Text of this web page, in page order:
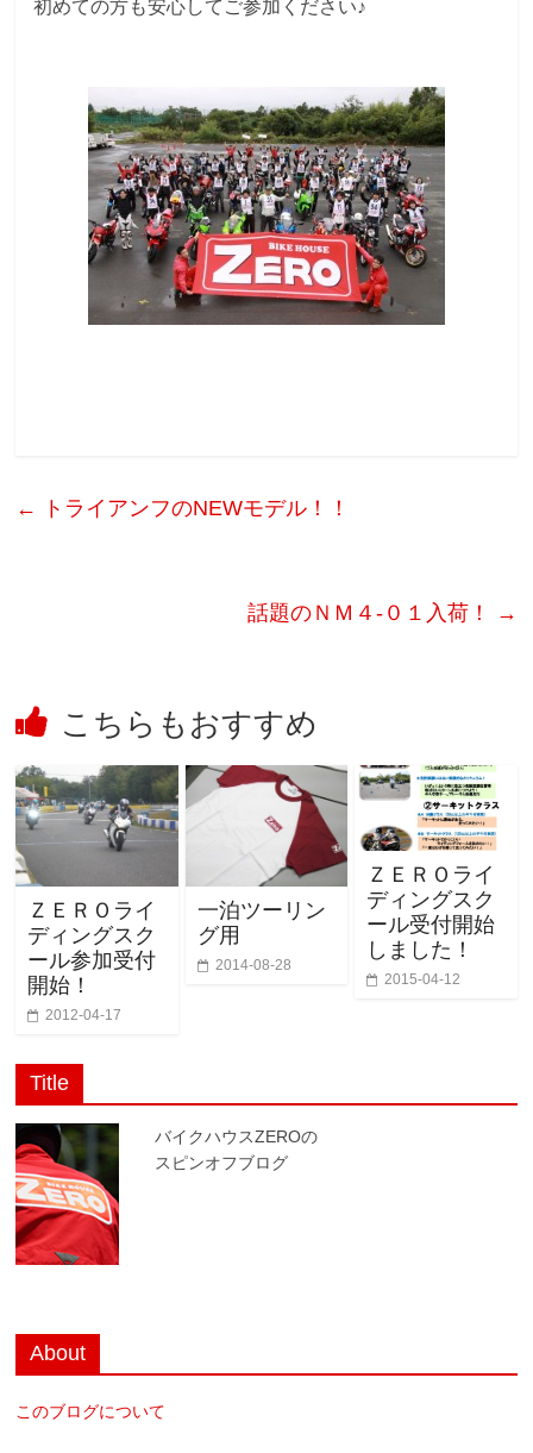
初めての方も安心してご参加ください♪
← トライアンフのNEWモデル！！
話題のＮＭ４-０１入荷！ →
こちらもおすすめ
ＺＥＲＯライ
ディングスク
ール参加受付
開始！
2012-04-17
一泊ツーリン
グ用
2014-08-28
ＺＥＲＯライ
ディングスク
ール受付開始
しました！
2015-04-12
Title
バイクハウスZEROの
スピンオフブログ
About
このブログについて